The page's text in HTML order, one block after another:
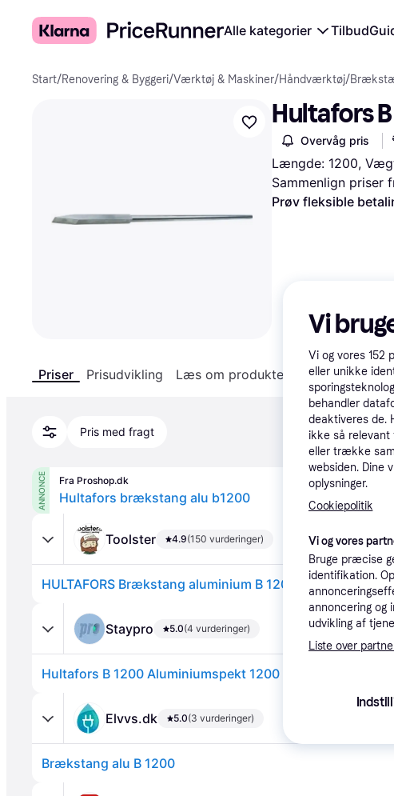
Alle kategorier Tilbud
Start/Renovering & Byggeri/Værktøj & Maskiner/Håndværktøj/
Hultafors
Overvåg pris
Længde: 1200,
Sammenlign priser
Prøv fleksible
Priser Prisudvikling Læs om produktet Specifikationer
Pris med fragt
ANNONCE Fra Proshop.dk
Hultafors brækstang alu b1200
Toolster 4.9(150 vurderinger)
HULTAFORS Brækstang aluminium B 1200
Staypro 5.0(4 vurderinger)
Hultafors B 1200 Aluminiumspekt 1200 mm
Elvvs.dk 5.0(3 vurderinger)
Brækstang alu B 1200
Vi
Vi og vores 152
eller unikke
behandler
deaktiveres de.
ikke så
eller trække
websiden. Dine
oplysninger.
Cookiepolitik
Vi og vores
Bruge præcise
identifikation.
annoncering og
udvikling af
Liste over